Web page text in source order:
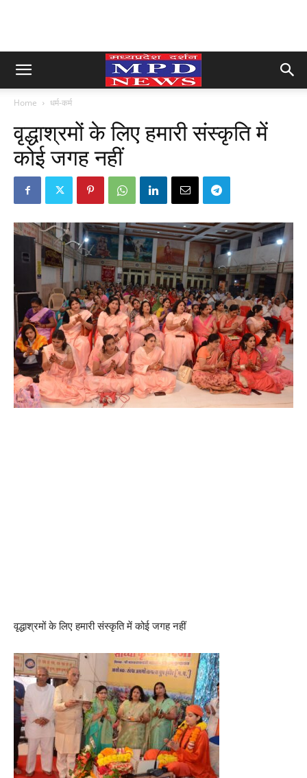
Home धर्म-कर्म
वृद्धाश्रमों के लिए हमारी संस्कृति में
कोई जगह नहीं
वृद्धाश्रमों के लिए हमारी संस्कृति में कोई जगह नहीं